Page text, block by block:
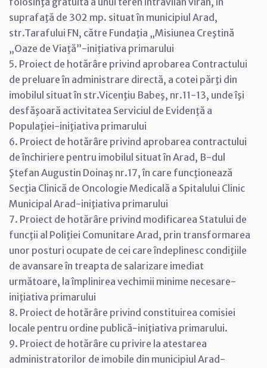
suprafaţă de 302 mp. situat în municipiul Arad,
str.Tarafului FN, către Fundaţia „Misiunea Creştină
„Oaze de Viaţă”-iniţiativa primarului
5. Proiect de hotărâre privind aprobarea Contractului
de preluare în administrare directă, a cotei părţi din
imobilul situat în str.Vicenţiu Babeş, nr.11-13, unde îşi
desfăşoară activitatea Serviciul de Evidenţă a
Populaţiei-iniţiativa primarului
6. Proiect de hotărâre privind aprobarea contractului
de închiriere pentru imobilul situat în Arad, B-dul
Ştefan Augustin Doinaş nr.17, în care funcţionează
Secţia Clinică de Oncologie Medicală a Spitalului Clinic
Municipal Arad-iniţiativa primarului
7. Proiect de hotărâre privind modificarea Statului de
funcţii al Poliţiei Comunitare Arad, prin transformarea
unor posturi ocupate de cei care îndeplinesc condiţiile
de avansare în treapta de salarizare imediat
următoare, la împlinirea vechimii minime necesare-
iniţiativa primarului
8. Proiect de hotărâre privind constituirea comisiei
locale pentru ordine publică-iniţiativa primarului.
9. Proiect de hotărâre cu privire la atestarea
administratorilor de imobile din municipiul Arad-